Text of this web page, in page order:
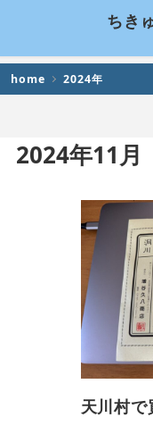
ちき
home 2024年
2024年11月
天川村